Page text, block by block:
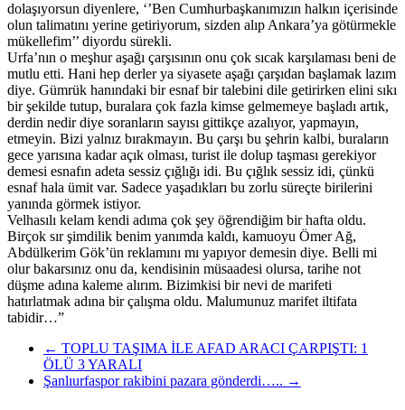
dolaşıyorsun diyenlere, ‘’Ben Cumhurbaşkanımızın halkın içerisinde
olun talimatını yerine getiriyorum, sizden alıp Ankara’ya götürmekle
mükellefim’’ diyordu sürekli.
Urfa’nın o meşhur aşağı çarşısının onu çok sıcak karşılaması beni de
mutlu etti. Hani hep derler ya siyasete aşağı çarşıdan başlamak lazım
diye. Gümrük hanındaki bir esnaf bir talebini dile getirirken elini sıkı
bir şekilde tutup, buralara çok fazla kimse gelmemeye başladı artık,
derdin nedir diye soranların sayısı gittikçe azalıyor, yapmayın,
etmeyin. Bizi yalnız bırakmayın. Bu çarşı bu şehrin kalbi, buraların
gece yarısına kadar açık olması, turist ile dolup taşması gerekiyor
demesi esnafın adeta sessiz çığlığı idi. Bu çığlık sessiz idi, çünkü
esnaf hala ümit var. Sadece yaşadıkları bu zorlu süreçte birilerini
yanında görmek istiyor.
Velhasılı kelam kendi adıma çok şey öğrendiğim bir hafta oldu.
Birçok sır şimdilik benim yanımda kaldı, kamuoyu Ömer Ağ,
Abdülkerim Gök’ün reklamını mı yapıyor demesin diye. Belli mi
olur bakarsınız onu da, kendisinin müsaadesi olursa, tarihe not
düşme adına kaleme alırım. Bizimkisi bir nevi de marifeti
hatırlatmak adına bir çalışma oldu. Malumunuz marifet iltifata
tabidir…”
← TOPLU TAŞIMA İLE AFAD ARACI ÇARPIŞTI: 1
ÖLÜ 3 YARALI
Şanlıurfaspor rakibini pazara gönderdi….. →